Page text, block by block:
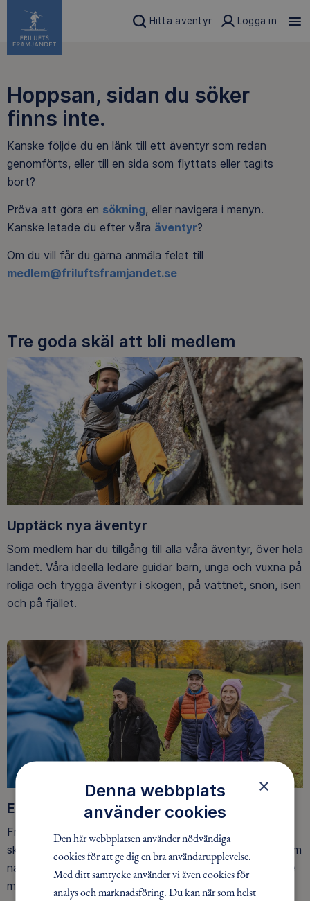
Hitta äventyr Logga in
Hoppsan, sidan du söker
finns inte.
Kanske följde du en länk till ett äventyr som redan
genomförts, eller till en sida som flyttats eller tagits
bort?
Pröva att göra en sökning, eller navigera i menyn.
Kanske letade du efter våra äventyr?
Om du vill får du gärna anmäla felet till
medlem@friluftsframjandet.se
Tre goda skäl att bli medlem
Upptäck nya äventyr
Som medlem har du tillgång till alla våra äventyr, över hela
landet. Våra ideella ledare guidar barn, unga och vuxna på
roliga och trygga äventyr i skogen, på vattnet, snön, isen
och på fjället.
Ett friluftsliv för alla
Friluftsfrämjandet arbetar för att så många som möjligt
ska upptäcka den rörelseglädje och de hälsoeffekter som
naturen ger. Som medlem bidrar du också till vårt arbete
med att skydda allemansrätten.
×
Denna webbplats
använder cookies
Den här webbplatsen använder nödvändiga
cookies för att ge dig en bra användarupplevelse.
Med ditt samtycke använder vi även cookies för
analys och marknadsföring. Du kan när som helst